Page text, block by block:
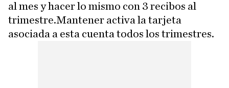
al mes y hacer lo mismo con 3 recibos al
trimestre.Mantener activa la tarjeta
asociada a esta cuenta todos los trimestres.